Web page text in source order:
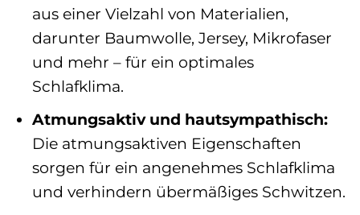
aus einer Vielzahl von Materialien,
darunter Baumwolle, Jersey, Mikrofaser
und mehr – für ein optimales
Schlafklima.
Atmungsaktiv und hautsympathisch:
Die atmungsaktiven Eigenschaften
sorgen für ein angenehmes Schlafklima
und verhindern übermäßiges Schwitzen.